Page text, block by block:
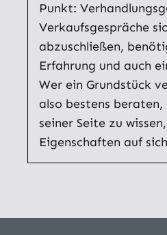
Punkt:
Verkaufsgespräche
abzuschließen,
Erfahrung und auch
Wer ein Grundstück
also bestens
seiner Seite zu
Eigenschaften auf